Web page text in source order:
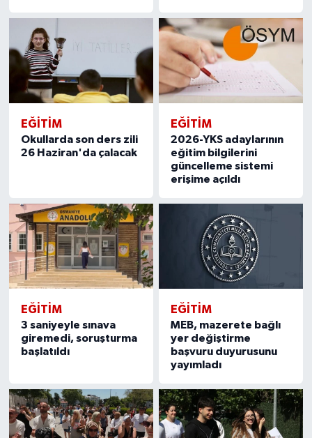
EĞITIM
Okullarda son ders zili
26 Haziran'da çalacak
EĞITIM
2026-YKS adaylarının
eğitim bilgilerini
güncelleme sistemi
erişime açıldı
EĞITIM
3 saniyeyle sınava
giremedi, soruşturma
başlatıldı
EĞITIM
MEB, mazerete bağlı
yer değiştirme
başvuru duyurusunu
yayımladı